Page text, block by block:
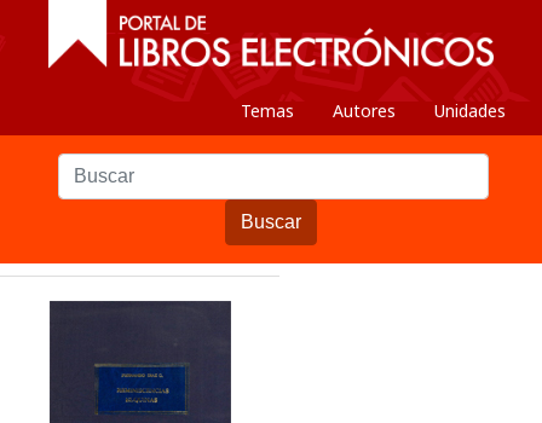
Temas Autores Unidades
Buscar